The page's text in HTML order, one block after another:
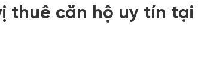
thuê căn hộ uy tín tại